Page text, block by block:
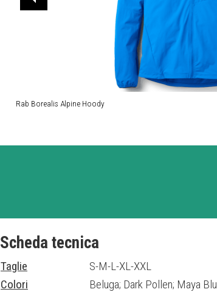
Rab Borealis Alpine Hoody
Scheda tecnica
Taglie
S-M-L-XL-XXL
Colori
Beluga; Dark Pollen; Maya Blu